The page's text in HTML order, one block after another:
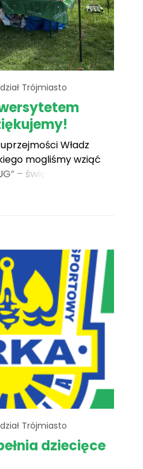
Trójmiasto
Władz
mogliśmy wziąć
– święcie
Uniwersytetu
rozmawialiśmy o
i pasjach
Trójmiasto
dziecięce